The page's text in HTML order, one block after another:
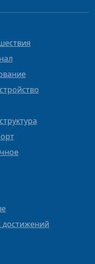
достижений